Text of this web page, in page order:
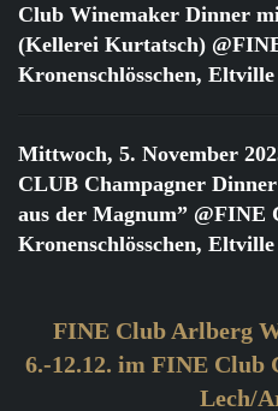
Club Winemaker Dinner
(Kellerei Kurtatsch)
Kronenschlösschen, Eltville
Mittwoch, 5. November
CLUB Champagner
aus der Magnum” @FINE
Kronenschlösschen, Eltville
FINE Club Arlberg
6.-12.12. im FINE Club
Lech/